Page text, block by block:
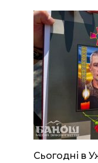
Сьогодні в